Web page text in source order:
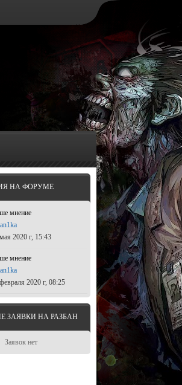
НА ФОРУМЕ
мнение
2020 г, 15:43
мнение
2020 г, 08:25
ЗАЯВКИ НА РАЗБАН
Заявок нет